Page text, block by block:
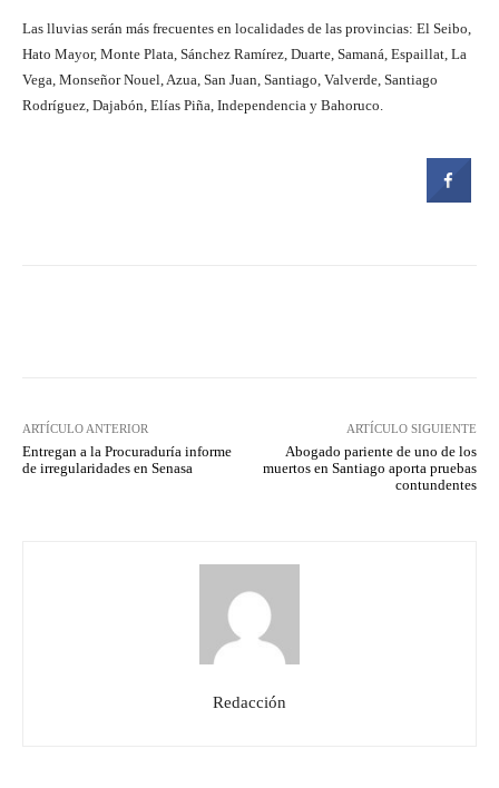
Las lluvias serán más frecuentes en localidades de las provincias: El Seibo,
Hato Mayor, Monte Plata, Sánchez Ramírez, Duarte, Samaná, Espaillat, La
Vega, Monseñor Nouel, Azua, San Juan, Santiago, Valverde, Santiago
Rodríguez, Dajabón, Elías Piña, Independencia y Bahoruco.
ARTÍCULO ANTERIOR
Entregan a la Procuraduría informe
de irregularidades en Senasa
ARTÍCULO SIGUIENTE
Abogado pariente de uno de los
muertos en Santiago aporta pruebas
contundentes
Redacción